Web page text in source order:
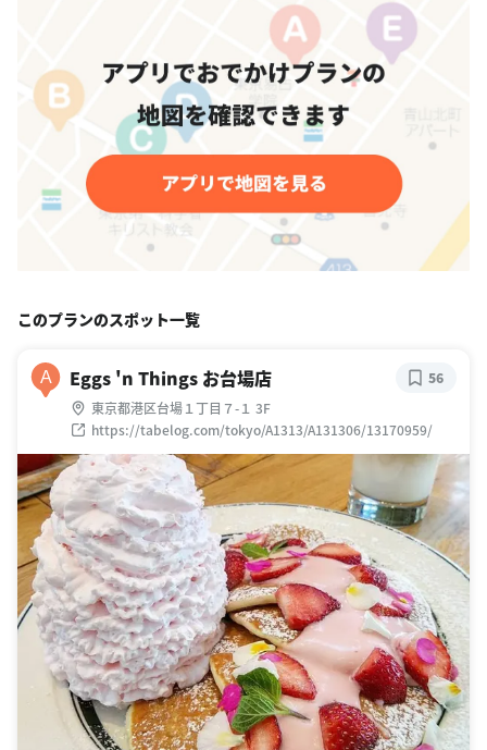
このプランのスポット一覧
A Eggs 'n Things お台場店
東京都港区台場１丁目７-１ 3F
https://tabelog.com/tokyo/A1313/A131306/13170959/
56